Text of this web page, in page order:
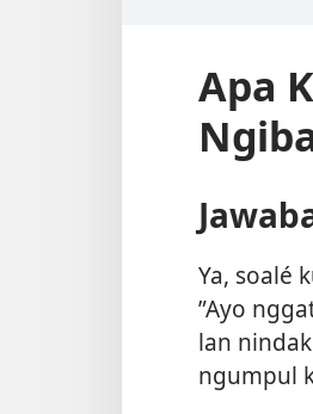
Apa
Ya, soalé
”Ayo
lan
ngumpul